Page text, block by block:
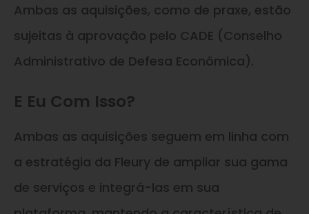
Ambas as aquisições, como de praxe, estão
sujeitas à aprovação pelo CADE (Conselho
Administrativo de Defesa Econômica).
E Eu Com Isso?
Ambas as aquisições seguem em linha com
a estratégia da Fleury de ampliar sua gama
de serviços e integrá-las em sua